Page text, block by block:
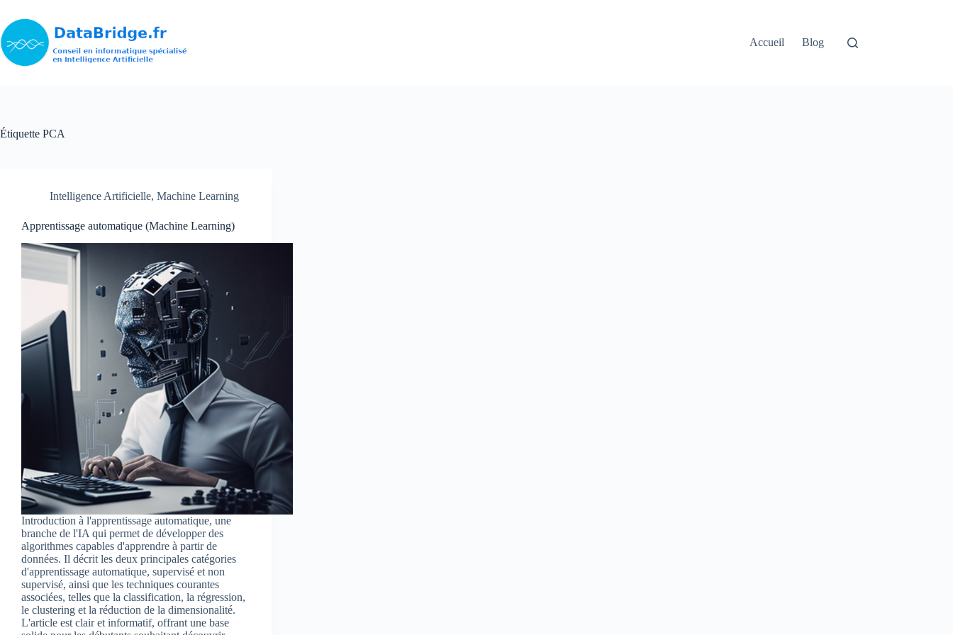
contenu
Accueil
Blog
Étiquette PCA
Intelligence Artificielle, Machine Learning
Apprentissage automatique (Machine Learning)
Introduction à l'apprentissage automatique, une
branche de l'IA qui permet de développer des
algorithmes capables d'apprendre à partir de
données. Il décrit les deux principales catégories
d'apprentissage automatique, supervisé et non
supervisé, ainsi que les techniques courantes
associées, telles que la classification, la régression,
le clustering et la réduction de la dimensionalité.
L'article est clair et informatif, offrant une base